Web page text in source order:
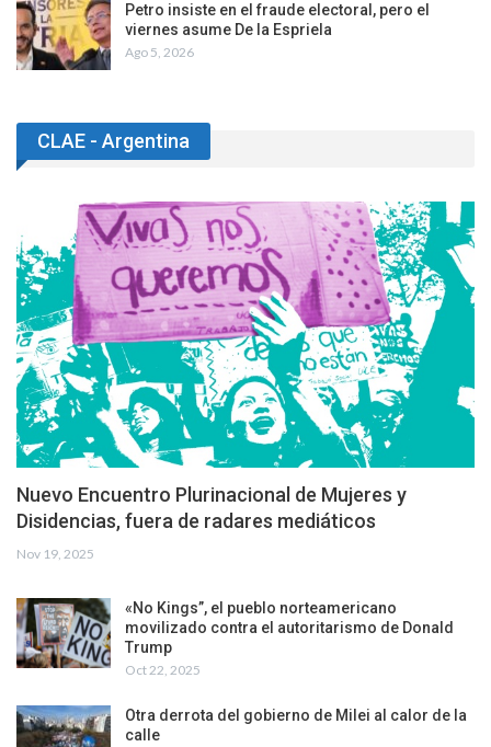
Petro insiste en el fraude electoral, pero el
viernes asume De la Espriela
Ago 5, 2026
CLAE - Argentina
Nuevo Encuentro Plurinacional de Mujeres y
Disidencias, fuera de radares mediáticos
Nov 19, 2025
«No Kings”, el pueblo norteamericano
movilizado contra el autoritarismo de Donald
Trump
Oct 22, 2025
Otra derrota del gobierno de Milei al calor de la
calle